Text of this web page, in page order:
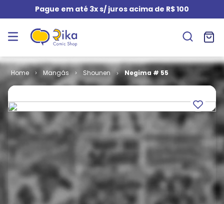
Pague em até 3x s/ juros acima de R$ 100
Mangás Shounen Negima # 55